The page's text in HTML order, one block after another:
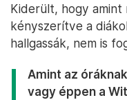
Kiderült, hogy amint
kényszerítve a
hallgassák, nem is
Amint az
vagy éppen a